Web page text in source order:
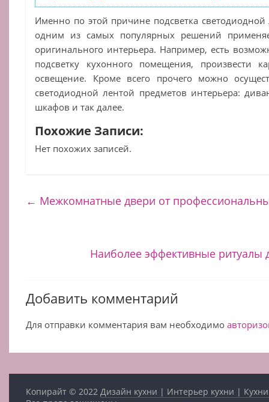
Именно по этой причине подсветка светодиодной
одним из самых популярных решений
оригинального интерьера. Например, есть
подсветку кухонного помещения, произвести
освещение. Кроме всего прочего можно
светодиодной лентой предметов интерьера:
шкафов и так далее.
Похожие Записи:
Нет похожих записей.
← Межкомнатные двери от
Наиболее эффективные ритуалы
Добавить комментарий
Для отправки комментария вам необходимо
Копирайт © 2022Дизайн кухни | Интерьер кухни |